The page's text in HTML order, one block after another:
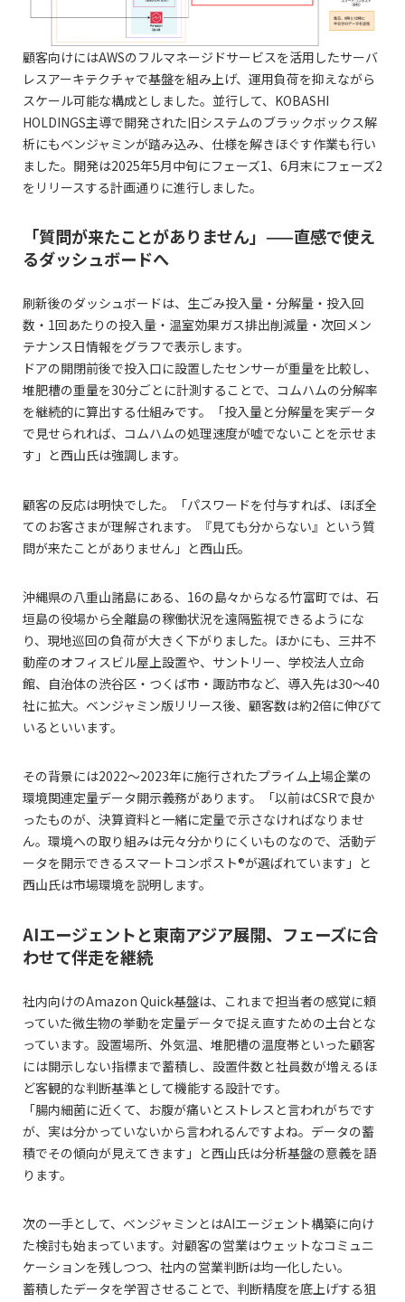
顧客向けにはAWSのフルマネージドサービスを活用したサーバ
レスアーキテクチャで基盤を組み上げ、運用負荷を抑えながら
スケール可能な構成としました。並行して、KOBASHI
HOLDINGS主導で開発された旧システムのブラックボックス解
析にもベンジャミンが踏み込み、仕様を解きほぐす作業も行い
ました。開発は2025年5月中旬にフェーズ1、6月末にフェーズ2
をリリースする計画通りに進行しました。
「質問が来たことがありません」——直感で使え
るダッシュボードへ
刷新後のダッシュボードは、生ごみ投入量・分解量・投入回
数・1回あたりの投入量・温室効果ガス排出削減量・次回メン
テナンス日情報をグラフで表示します。
ドアの開閉前後で投入口に設置したセンサーが重量を比較し、
堆肥槽の重量を30分ごとに計測することで、コムハムの分解率
を継続的に算出する仕組みです。「投入量と分解量を実データ
で見せられれば、コムハムの処理速度が嘘でないことを示せま
す」と西山氏は強調します。
顧客の反応は明快でした。「パスワードを付与すれば、ほぼ全
てのお客さまが理解されます。『見ても分からない』という質
問が来たことがありません」と西山氏。
沖縄県の八重山諸島にある、16の島々からなる竹富町では、石
垣島の役場から全離島の稼働状況を遠隔監視できるようにな
り、現地巡回の負荷が大きく下がりました。ほかにも、三井不
動産のオフィスビル屋上設置や、サントリー、学校法人立命
館、自治体の渋谷区・つくば市・諏訪市など、導入先は30〜40
社に拡大。ベンジャミン版リリース後、顧客数は約2倍に伸びて
いるといいます。
その背景には2022〜2023年に施行されたプライム上場企業の
環境関連定量データ開示義務があります。「以前はCSRで良か
ったものが、決算資料と一緒に定量で示さなければなりませ
ん。環境への取り組みは元々分かりにくいものなので、活動デ
ータを開示できるスマートコンポスト®が選ばれています」と
西山氏は市場環境を説明します。
AIエージェントと東南アジア展開、フェーズに合
わせて伴走を継続
社内向けのAmazon Quick基盤は、これまで担当者の感覚に頼
っていた微生物の挙動を定量データで捉え直すための土台とな
っています。設置場所、外気温、堆肥槽の温度帯といった顧客
には開示しない指標まで蓄積し、設置件数と社員数が増えるほ
ど客観的な判断基準として機能する設計です。
「腸内細菌に近くて、お腹が痛いとストレスと言われがちです
が、実は分かっていないから言われるんですよね。データの蓄
積でその傾向が見えてきます」と西山氏は分析基盤の意義を語
ります。
次の一手として、ベンジャミンとはAIエージェント構築に向け
た検討も始まっています。対顧客の営業はウェットなコミュニ
ケーションを残しつつ、社内の営業判断は均一化したい。
蓄積したデータを学習させることで、判断精度を底上げする狙